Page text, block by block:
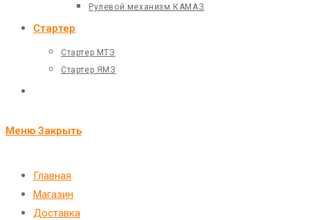
Рулевой механизм КАМАЗ
Стартер
Стартер МТЗ
Стартер ЯМЗ
веб-
Меню Закрыть
Главная
Магазин
Доставка